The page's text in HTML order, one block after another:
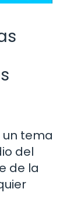
tema
del
de la